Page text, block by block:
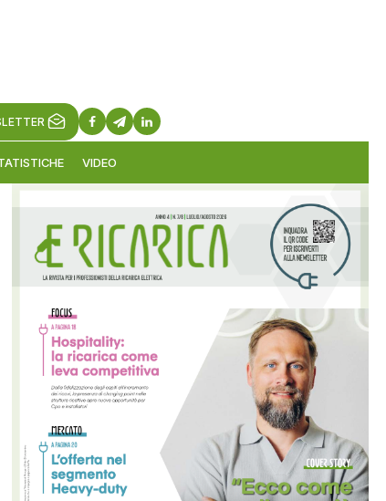
VIDEO